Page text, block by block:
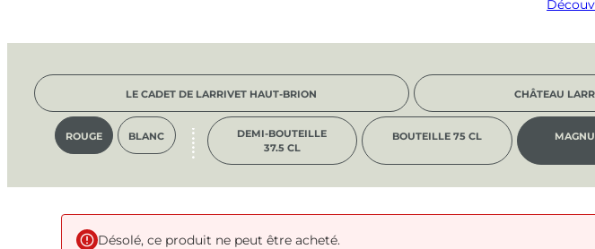
LE CADET DE LARRIVET HAUT-BRION CHÂTEAU
ROUGE BLANC
DEMI-BOUTEILLE
37.5 CL
BOUTEILLE 75 CL
Désolé, ce produit ne peut être acheté.